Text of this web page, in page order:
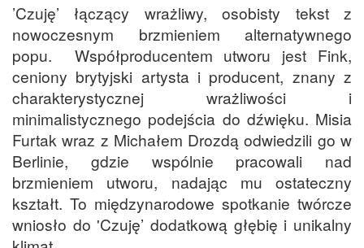
’Czuję’ łączący wrażliwy, osobisty tekst z
nowoczesnym brzmieniem alternatywnego
popu. Współproducentem utworu jest Fink,
ceniony brytyjski artysta i producent, znany z
charakterystycznej wrażliwości i
minimalistycznego podejścia do dźwięku. Misia
Furtak wraz z Michałem Drozdą odwiedzili go w
Berlinie, gdzie wspólnie pracowali nad
brzmieniem utworu, nadając mu ostateczny
kształt. To międzynarodowe spotkanie twórcze
wniosło do 'Czuję’ dodatkową głębię i unikalny